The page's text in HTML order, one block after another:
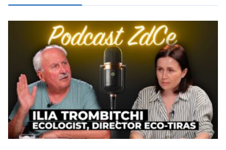
Fotografie
+ Încarcă imagine
Link media
+ Link media
Mesajul știrei
+ Mesajul știrei
CONTACT SURSĂ
Sursă anonimă